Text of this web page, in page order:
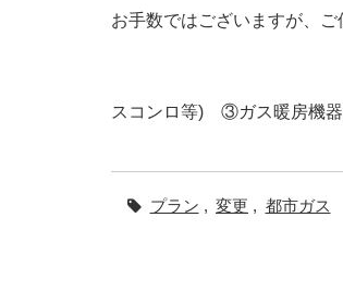
お手数ではございますが、
ガス器具：①
スコンロ等) ③ガス暖房機
プラン , 変更 , 都市ガス